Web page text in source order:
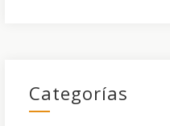
Categorías